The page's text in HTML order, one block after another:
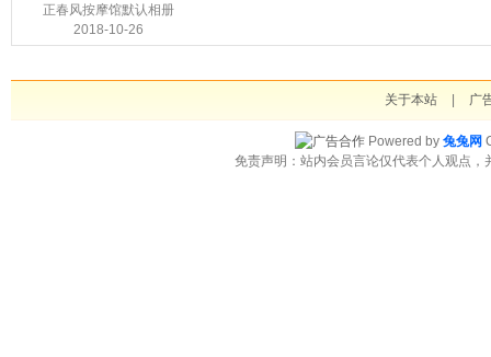
正春风按摩馆默认相册
2018-10-26
关于本站 广
Powered by 兔兔网
免责声明：站内会员言论仅代表个人观点